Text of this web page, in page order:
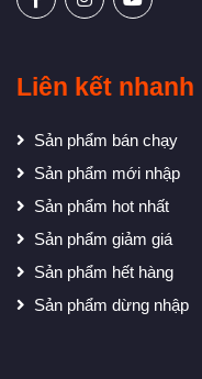
Liên kết nhanh
Sản phẩm bán chạy
Sản phẩm mới nhập
Sản phẩm hot nhất
Sản phẩm giảm giá
Sản phẩm hết hàng
Sản phẩm dừng nhập